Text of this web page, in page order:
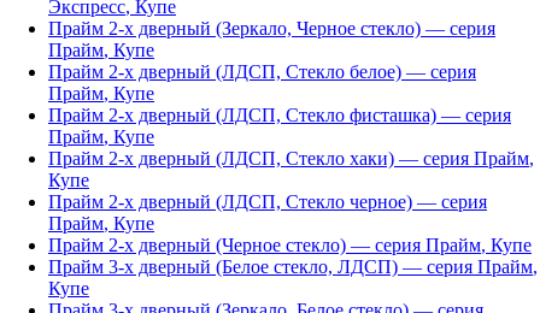
Экспресс, Купе
Прайм 2-х дверный (Зеркало, Черное стекло) — серия
Прайм, Купе
Прайм 2-х дверный (ЛДСП, Стекло белое) — серия
Прайм, Купе
Прайм 2-х дверный (ЛДСП, Стекло фисташка) — серия
Прайм, Купе
Прайм 2-х дверный (ЛДСП, Стекло хаки) — серия Прайм,
Купе
Прайм 2-х дверный (ЛДСП, Стекло черное) — серия
Прайм, Купе
Прайм 2-х дверный (Черное стекло) — серия Прайм, Купе
Прайм 3-х дверный (Белое стекло, ЛДСП) — серия Прайм,
Купе